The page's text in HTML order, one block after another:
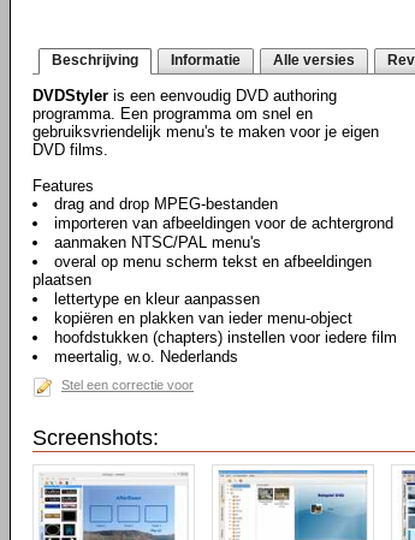
Beschrijving Informatie Alle versies
DVDStyler is een eenvoudig DVD authoring
programma. Een programma om snel en
gebruiksvriendelijk menu's te maken voor je eigen
DVD films.
Features
drag and drop MPEG-bestanden
importeren van afbeeldingen voor de achtergrond
aanmaken NTSC/PAL menu's
overal op menu scherm tekst en afbeeldingen
plaatsen
lettertype en kleur aanpassen
kopiëren en plakken van ieder menu-object
hoofdstukken (chapters) instellen voor iedere film
meertalig, w.o. Nederlands
Stel een correctie voor
Screenshots: